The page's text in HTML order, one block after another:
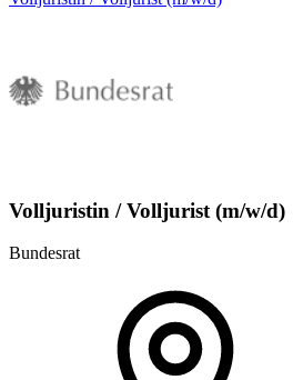
Volljuristin / Volljurist (m/w/d)
Bundesrat